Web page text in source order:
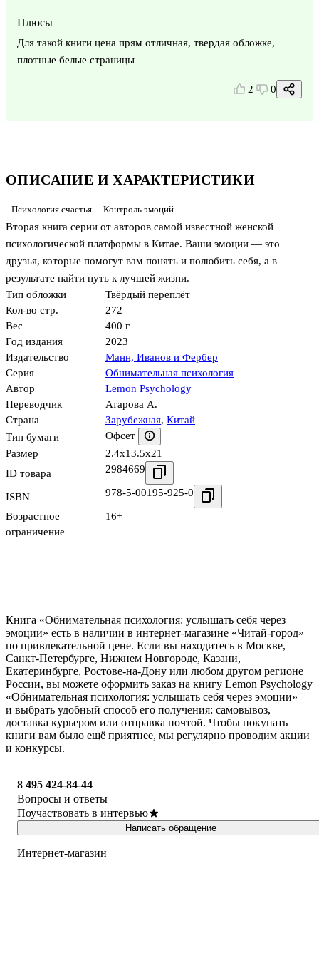
ОПИСАНИЕ И ХАРАКТЕРИСТИКИ
Психология счастья Контроль эмоций
Вторая книга серии от авторов самой известной женской
психологической платформы в Китае. Ваши эмоции — это
друзья, которые помогут вам понять и полюбить себя, а в
результате найти путь к лучшей жизни.
Тип обложки
Твёрдый переплёт
Кол-во стр.
272
Вес
400 г
Год издания
2023
Издательство
Манн, Иванов и Фербер
Серия
Обнимательная психология
Автор
Lemon Psychology
Переводчик
Атарова А.
Страна
Зарубежная, Китай
Тип бумаги
Офсет
Размер
2.4x13.5x21
ID товара
2984669
ISBN 978-5-00195-925-0
Возрастное
ограничение
16+
Плюсы
Для такой книги цена прям отличная, твердая обложке,
плотные белые страницы
2 0
Книга «Обнимательная психология: услышать себя через
эмоции» есть в наличии в интернет-магазине «Читай-город»
по привлекательной цене. Если вы находитесь в Москве,
Санкт-Петербурге, Нижнем Новгороде, Казани,
Екатеринбурге, Ростове-на-Дону или любом другом регионе
России, вы можете оформить заказ на книгу Lemon Psychology
«Обнимательная психология: услышать себя через эмоции»
и выбрать удобный способ его получения: самовывоз,
доставка курьером или отправка почтой. Чтобы покупать
книги вам было ещё приятнее, мы регулярно проводим акции
и конкурсы.
8 495 424-84-44
Вопросы и ответы
Поучаствовать в интервью
Написать обращение
Интернет-магазин